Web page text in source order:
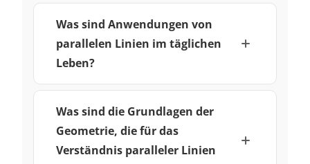
Was sind Anwendungen von
parallelen Linien im täglichen
Leben?
Was sind die Grundlagen der
Geometrie, die für das
Verständnis paralleler Linien